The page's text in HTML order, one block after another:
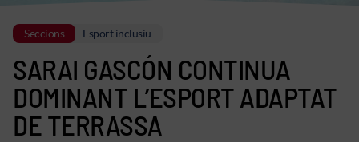
Seccions Esport inclusiu
SARAI GASCÓN CONTINUA
DOMINANT L’ESPORT ADAPTAT
DE TERRASSA